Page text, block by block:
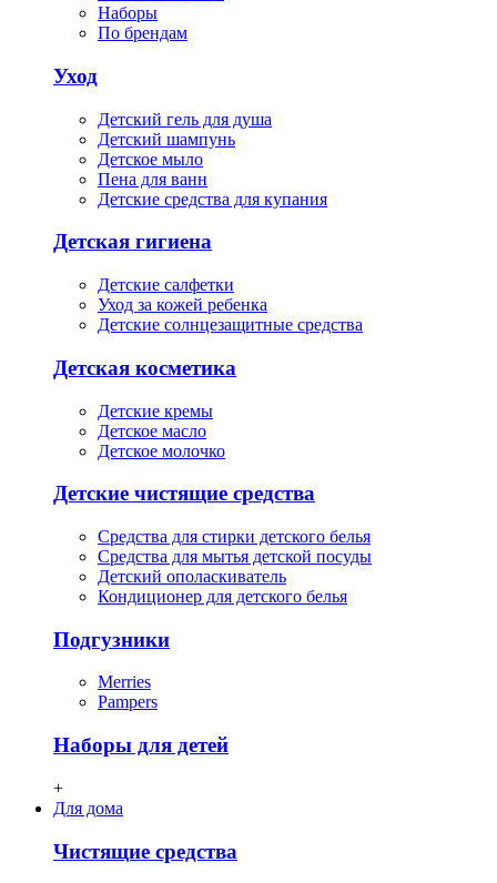
Наборы
По брендам
Уход
Детский гель для душа
Детский шампунь
Детское мыло
Пена для ванн
Детские средства для купания
Детская гигиена
Детские салфетки
Уход за кожей ребенка
Детские солнцезащитные средства
Детская косметика
Детские кремы
Детское масло
Детское молочко
Детские чистящие средства
Средства для стирки детского белья
Средства для мытья детской посуды
Детский ополаскиватель
Кондиционер для детского белья
Подгузники
Merries
Pampers
Наборы для детей
+
Для дома
Чистящие средства